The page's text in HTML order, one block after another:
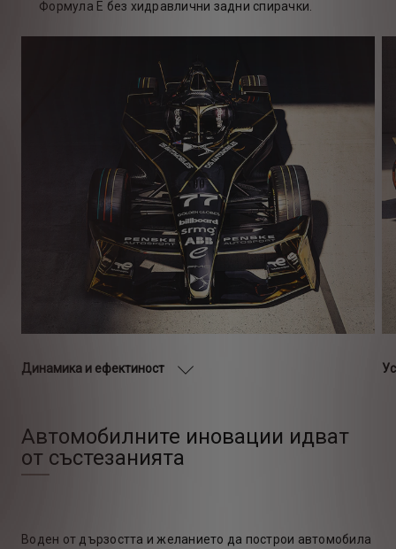
Формула Е без хидравлични задни спирачки.
Динамика и ефектиност
Автомобилните иновации идват
от състезанията
Воден от дързостта и желанието да построи автомобила